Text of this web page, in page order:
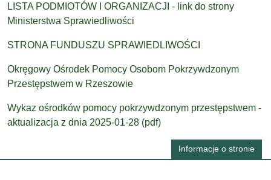
LISTA PODMIOTÓW I ORGANIZACJI - link do strony
Ministerstwa Sprawiedliwości
STRONA FUNDUSZU SPRAWIEDLIWOŚCI
Okręgowy Ośrodek Pomocy Osobom Pokrzywdzonym
Przestępstwem w Rzeszowie
Wykaz ośrodków pomocy pokrzywdzonym przestępstwem -
aktualizacja z dnia 2025-01-28 (pdf)
Informacje o stronie